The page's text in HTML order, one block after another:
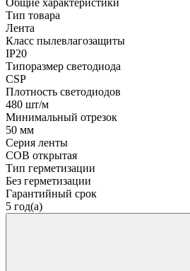
Тип товара
Лента
Класс пылевлагозащиты
IP20
Типоразмер светодиода
CSP
Плотность светодиодов
480 шт/м
Минимальный отрезок
50 мм
Серия ленты
COB открытая
Тип герметизации
Без герметизации
Гарантийный срок
5 год(а)